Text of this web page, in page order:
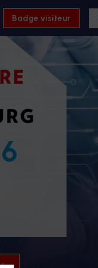
Badge visiteur